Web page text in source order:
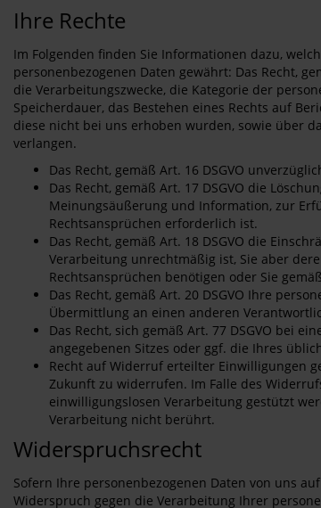
Ihre Rechte
Im Folgenden finden Sie Informationen dazu,
personenbezogenen Daten gewährt: Das Recht,
die Verarbeitungszwecke, die Kategorie der
Speicherdauer, das Bestehen eines Rechts auf
diese nicht bei uns erhoben wurden, sowie über
verlangen.
Das Recht, gemäß Art. 16 DSGVO
Das Recht, gemäß Art. 17 DSGVO die
Meinungsäußerung und Information, zur
Rechtsansprüchen erforderlich ist.
Das Recht, gemäß Art. 18 DSGVO die
Verarbeitung unrechtmäßig ist, Sie aber
Rechtsansprüchen benötigen oder Sie
Das Recht, gemäß Art. 20 DSGVO Ihre
Übermittlung an einen anderen
Das Recht, sich gemäß Art. 77 DSGVO bei
angegebenen Sitzes oder ggf. die Ihres
Recht auf Widerruf erteilter Einwilligungen
Zukunft zu widerrufen. Im Falle des
einwilligungslosen Verarbeitung gestützt
Verarbeitung nicht berührt.
Widerspruchsrecht
Sofern Ihre personenbezogenen Daten von uns
Widerspruch gegen die Verarbeitung Ihrer